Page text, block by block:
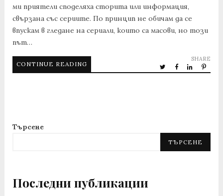
ми приятели споделяха сторита или информация,
свързана със сериите. По принцип не обичам да се
впускам в гледане на сериали, които са масови, но този
път…
CONTINUE READING
SHARE
Търсене
ТЪРСЕНЕ
Последни публикации